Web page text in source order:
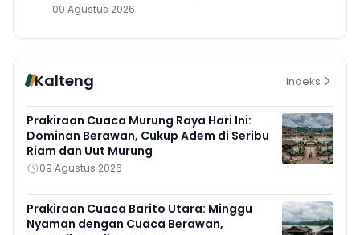
09 Agustus 2026
Kalteng Indeks
Prakiraan Cuaca Murung Raya Hari Ini:
Dominan Berawan, Cukup Adem di Seribu
Riam dan Uut Murung
09 Agustus 2026
Prakiraan Cuaca Barito Utara: Minggu
Nyaman dengan Cuaca Berawan,